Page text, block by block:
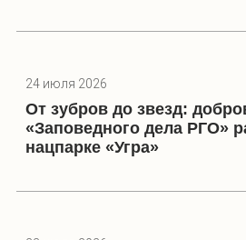
24 июля 2026
От зубров до звезд:
«Заповедного дела РГО»
нацпарке «Угра»